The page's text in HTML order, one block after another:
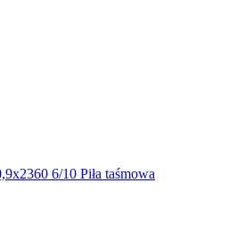
6/10 Piła taśmowa